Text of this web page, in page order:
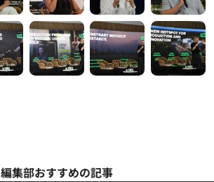
編集部おすすめの記事